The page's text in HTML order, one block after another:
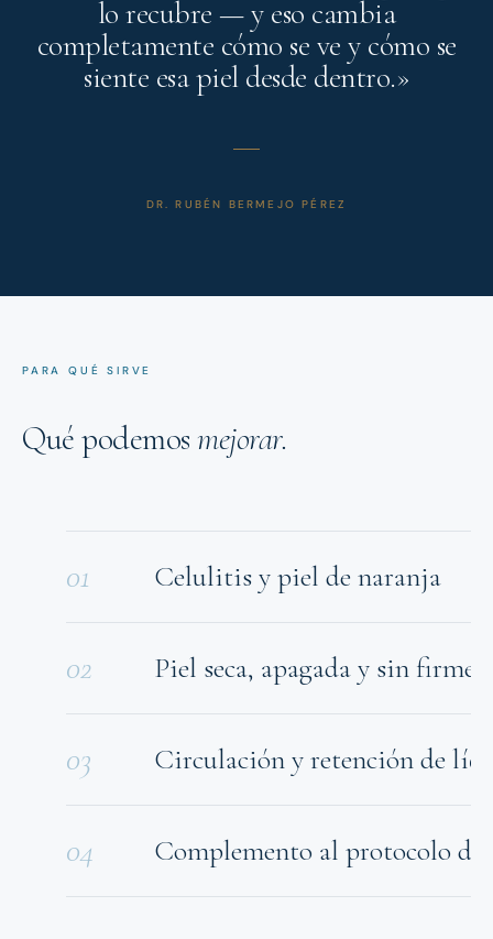
lo recubre — y eso cambia
completamente cómo se ve y cómo se
siente esa piel desde dentro.»
DR. RUBÉN BERMEJO PÉREZ
PARA QUÉ SIRVE
Qué podemosmejorar.
01 Celulitis y piel de naranja
02 Piel seca, apagada y sin
03 Circulación y retención de
04 Complemento al protocolo